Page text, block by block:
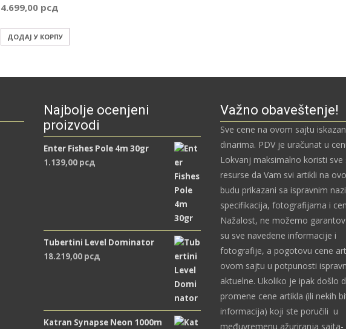
4.699,00 рсд
ДОДАЈ У КОРПУ
Najbolje ocenjeni
proizvodi
Enter Fishes Pole 4m 30gr
1.139,00 рсд
Tubertini Level Dominator
18.219,00 рсд
Katran Synapse Neon 1000m
Važno obaveštenje!
Sve cene na ovom sajtu
dinarima. PDV je uračunat u
Lokvanj maksimalno koristi sve
resurse da Vam svi artikli na
budu prikazani sa ispravnim
specifikacija, fotografijama i
Nažalost, ne možemo
su sve navedene informacije i
fotografije, a pogotovu cene
ovom sajtu u potpunosti
aktuelne. Ukoliko je ipak došlo
promene cene artikla (ili nekih
informacija) koji ste poručili u
međuvremenu ažuriranja sajta-